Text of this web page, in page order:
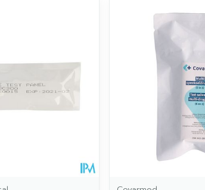
prijswaarden aan te passen.